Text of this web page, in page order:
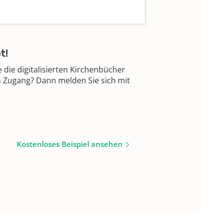
die digitalisierten Kirchenbücher
Dann melden Sie sich mit
Kostenloses Beispiel ansehen